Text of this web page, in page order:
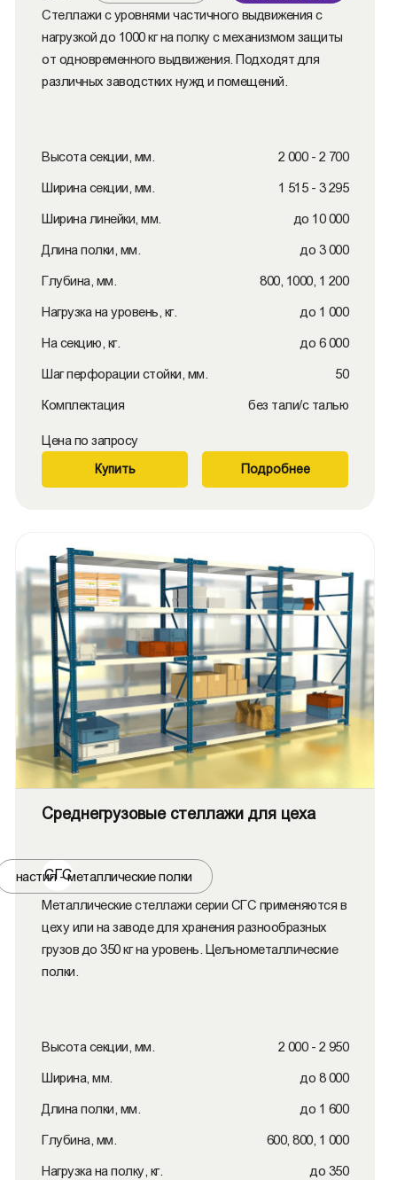
Стеллажи с уровнями частичного выдвижения с
нагрузкой до 1000 кг на полку с механизмом защиты
от одновременного выдвижения. Подходят для
различных заводстких нужд и помещений.
Высота секции, мм. 2 000 - 2 700
Ширина секции, мм. 1 515 - 3 295
Ширина линейки, мм. до 10 000
Длина полки, мм. до 3 000
Глубина, мм. 800, 1000, 1 200
Нагрузка на уровень, кг. до 1 000
На секцию, кг. до 6 000
Шаг перфорации стойки, мм. 50
Комплектация без тали/с талью
Цена по запросу
Купить Подробнее
Среднегрузовые стеллажи для цеха
СГС
настил - металлические полки
Металлические стеллажи серии СГС применяются в
цеху или на заводе для хранения разнообразных
грузов до 350 кг на уровень. Цельнометаллические
полки.
Высота секции, мм. 2 000 - 2 950
Ширина, мм. до 8 000
Длина полки, мм. до 1 600
Глубина, мм. 600, 800, 1 000
Нагрузка на полку, кг. до 350